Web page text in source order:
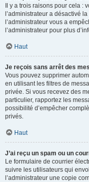
Il y a trois raisons pour cela :
l’administrateur a désactivé
l’administrateur vous a
l’administrateur pour plus
Haut
Je reçois sans arrêt des
Vous pouvez supprimer
en utilisant les filtres de
privée. Si vous recevez des
particulier, rapportez les
possibilité d’empêcher
privés.
Haut
J’ai reçu un spam ou un
Le formulaire de courrier
suivre les utilisateurs qui
l’administrateur une copie